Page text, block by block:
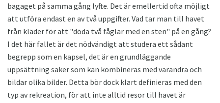
bagaget på samma gång lyfte. Det är emellertid ofta möjligt
att utföra endast en av två uppgifter. Vad tar man till havet
från kläder för att "döda två fåglar med en sten" på en gång?
I det här fallet är det nödvändigt att studera ett sådant
begrepp som en kapsel, det är en grundläggande
uppsättning saker som kan kombineras med varandra och
bildar olika bilder. Detta bör dock klart definieras med den
typ av rekreation, för att inte alltid resor till havet är